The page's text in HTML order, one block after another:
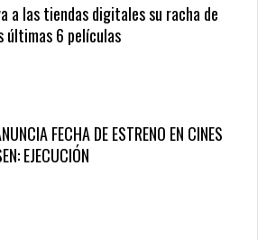
a las tiendas digitales su racha de
últimas 6 películas
FECHA DE ESTRENO EN CINES
EJECUCIÓN